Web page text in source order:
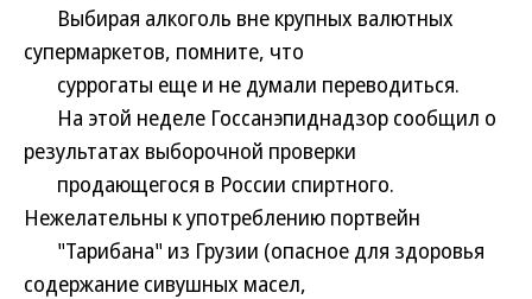
Выбирая алкоголь вне крупных валютных
супермаркетов, помните, что
суррогаты еще и не думали переводиться.
На этой неделе Госсанэпиднадзор сообщил о
результатах выборочной проверки
продающегося в России спиртного.
Нежелательны к употреблению портвейн
"Тарибана" из Грузии (опасное для здоровья
содержание сивушных масел,